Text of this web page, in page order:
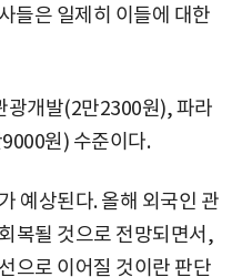
들은 일제히 이들에 대한
광개발(2만2300원), 파라
원) 수준이다.
예상된다. 올해 외국인 관
복될 것으로 전망되면서,
으로 이어질 것이란 판단